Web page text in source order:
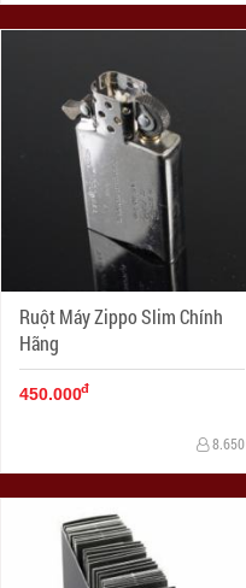
Ruột Máy Zippo Slim Chính
Hãng
450.000đ
8.650